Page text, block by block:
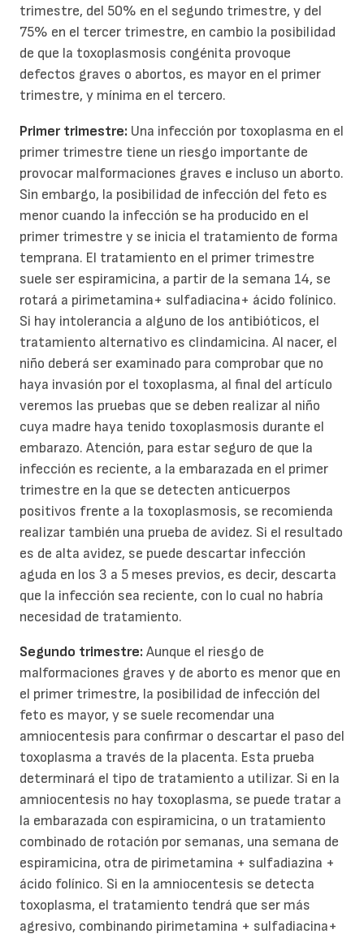
trimestre, del 50% en el segundo trimestre, y del
75% en el tercer trimestre, en cambio la posibilidad
de que la toxoplasmosis congénita provoque
defectos graves o abortos, es mayor en el primer
trimestre, y mínima en el tercero.
Primer trimestre: Una infección por toxoplasma en el
primer trimestre tiene un riesgo importante de
provocar malformaciones graves e incluso un aborto.
Sin embargo, la posibilidad de infección del feto es
menor cuando la infección se ha producido en el
primer trimestre y se inicia el tratamiento de forma
temprana. El tratamiento en el primer trimestre
suele ser espiramicina, a partir de la semana 14, se
rotará a pirimetamina+ sulfadiacina+ ácido folínico.
Si hay intolerancia a alguno de los antibióticos, el
tratamiento alternativo es clindamicina. Al nacer, el
niño deberá ser examinado para comprobar que no
haya invasión por el toxoplasma, al final del artículo
veremos las pruebas que se deben realizar al niño
cuya madre haya tenido toxoplasmosis durante el
embarazo. Atención, para estar seguro de que la
infección es reciente, a la embarazada en el primer
trimestre en la que se detecten anticuerpos
positivos frente a la toxoplasmosis, se recomienda
realizar también una prueba de avidez. Si el resultado
es de alta avidez, se puede descartar infección
aguda en los 3 a 5 meses previos, es decir, descarta
que la infección sea reciente, con lo cual no habría
necesidad de tratamiento.
Segundo trimestre: Aunque el riesgo de
malformaciones graves y de aborto es menor que en
el primer trimestre, la posibilidad de infección del
feto es mayor, y se suele recomendar una
amniocentesis para confirmar o descartar el paso del
toxoplasma a través de la placenta. Esta prueba
determinará el tipo de tratamiento a utilizar. Si en la
amniocentesis no hay toxoplasma, se puede tratar a
la embarazada con espiramicina, o un tratamiento
combinado de rotación por semanas, una semana de
espiramicina, otra de pirimetamina + sulfadiazina +
ácido folínico. Si en la amniocentesis se detecta
toxoplasma, el tratamiento tendrá que ser más
agresivo, combinando pirimetamina + sulfadiacina+